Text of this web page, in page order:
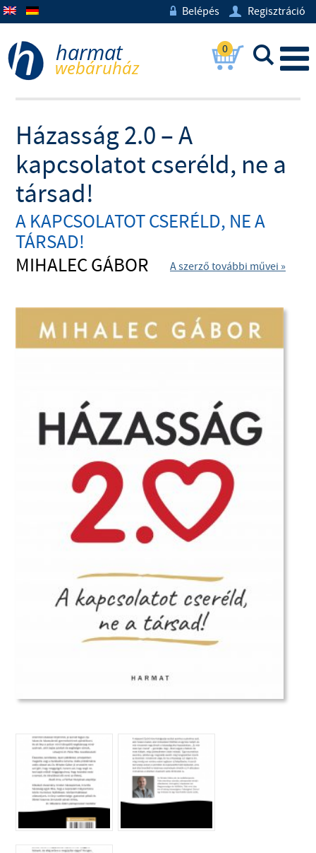
w Belépés U Regisztráció
0 L
Házasság 2.0 – A
kapcsolatot cseréld, ne a
társad!
A KAPCSOLATOT CSERÉLD, NE A
TÁRSAD!
MIHALEC GÁBOR
A szerző további művei »